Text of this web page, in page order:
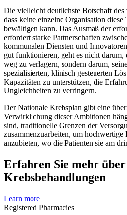
Die vielleicht deutlichste Botschaft des
dass keine einzelne Organisation
bewältigen kann. Das Ausmaß der
erfordert starke Partnerschaften
kommunalen Diensten und
gut funktionieren, geht es nicht
weg zu verlagern, sondern darum,
spezialisierten, klinisch gesteuerten
Kapazitäten zu unterstützen, die
Ungleichheiten zu verringern.
Der Nationale Krebsplan gibt eine
Verwirklichung dieser Ambitionen
sind, traditionelle Grenzen der
zusammenzuarbeiten, um hochwertige
anzubieten, wo die Patienten sie am
Erfahren Sie mehr über
Krebsbehandlungen
Learn more
Registered Pharmacies